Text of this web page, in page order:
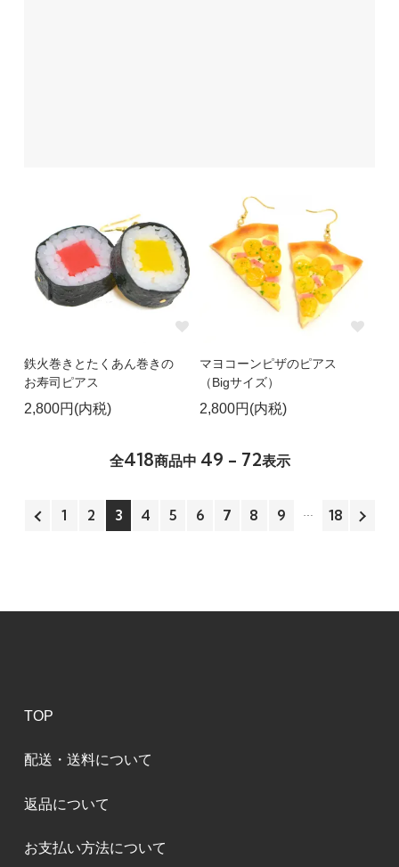
鉄火巻きとたくあん巻きの
お寿司ピアス
2,800円(内税)
マヨコーンピザのピアス
（Bigサイズ）
2,800円(内税)
全418商品中 49 - 72表示
1 2 3 4 5 6 7 8 9 18
TOP
配送・送料について
返品について
お支払い方法について